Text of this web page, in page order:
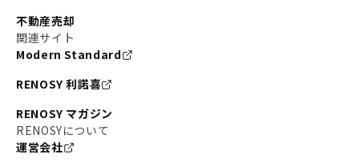
不動産売却
関連サイト
Modern Standard
RENOSY 利諾喜
RENOSY マガジン
RENOSYについて
運営会社